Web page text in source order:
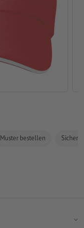
Muster bestellen